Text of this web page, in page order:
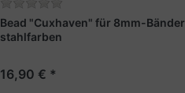
Bead "Cuxhaven" für 8mm-Bänder
stahlfarben
16,90 € *